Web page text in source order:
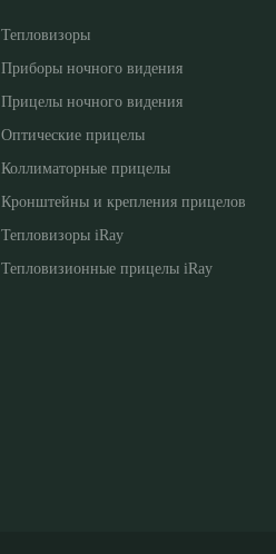
Тепловизоры
Приборы ночного видения
Прицелы ночного видения
Оптические прицелы
Коллиматорные прицелы
Кронштейны и крепления прицелов
Тепловизоры iRay
Тепловизионные прицелы iRay